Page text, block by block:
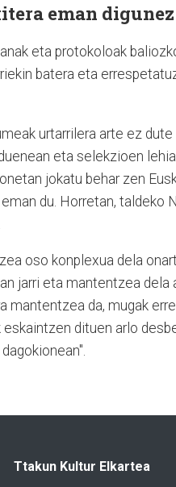
eman digunez
eta protokoloak
batera eta
urtarrilera arte ez
eta selekzioen
jokatu behar zen
du. Horretan, taldeko
oso konplexua dela
jarri eta mantentzea dela
mantentzea da, mugak
dituen arlo
Ttakun Kultur Elkartea